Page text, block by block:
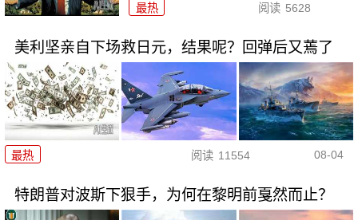
最热 阅读 5628
美利坚亲自下场救日元，结果呢？回弹后又蔫了
最热 阅读 11554 08-04
特朗普对波斯下狠手，为何在黎明前戛然而止？